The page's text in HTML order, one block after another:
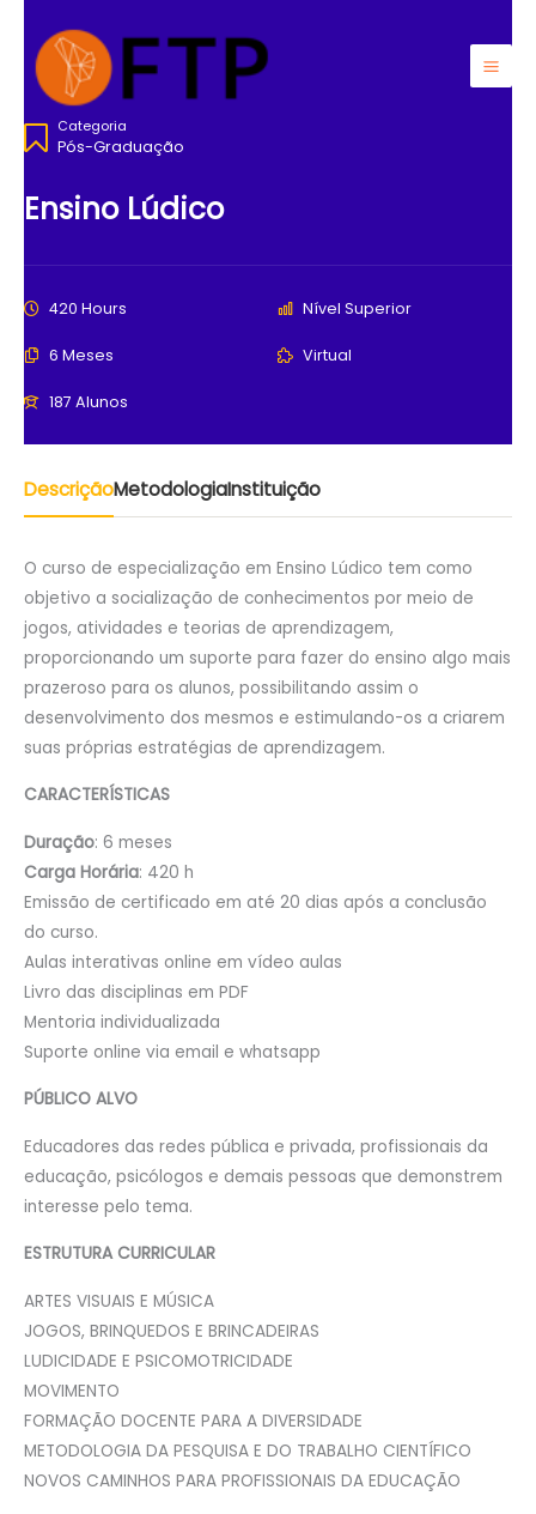
conteúdo
Categoria
Pós-Graduação
Ensino Lúdico
420 Hours Nível Superior
6 Meses Virtual
187 Alunos
DescriçãoMetodologiaInstituição
O curso de especialização em Ensino Lúdico tem como
objetivo a socialização de conhecimentos por meio de
jogos, atividades e teorias de aprendizagem,
proporcionando um suporte para fazer do ensino algo mais
prazeroso para os alunos, possibilitando assim o
desenvolvimento dos mesmos e estimulando-os a criarem
suas próprias estratégias de aprendizagem.
CARACTERÍSTICAS
Duração: 6 meses
Carga Horária: 420 h
Emissão de certificado em até 20 dias após a conclusão
do curso.
Aulas interativas online em vídeo aulas
Livro das disciplinas em PDF
Mentoria individualizada
Suporte online via email e whatsapp
PÚBLICO ALVO
Educadores das redes pública e privada, profissionais da
educação, psicólogos e demais pessoas que demonstrem
interesse pelo tema.
ESTRUTURA CURRICULAR
ARTES VISUAIS E MÚSICA
JOGOS, BRINQUEDOS E BRINCADEIRAS
LUDICIDADE E PSICOMOTRICIDADE
MOVIMENTO
FORMAÇÃO DOCENTE PARA A DIVERSIDADE
METODOLOGIA DA PESQUISA E DO TRABALHO CIENTÍFICO
NOVOS CAMINHOS PARA PROFISSIONAIS DA EDUCAÇÃO